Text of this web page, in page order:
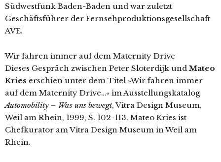
Südwestfunk Baden-Baden und war zuletzt
Geschäftsführer der Fernsehproduktionsgesellschaft
AVE.
Wir fahren immer auf dem Maternity Drive
Dieses Gespräch zwischen Peter Sloterdijk und Mateo
Kries erschien unter dem Titel »Wir fahren immer
auf dem Maternity Drive…« im Ausstellungskatalog
Automobility – Was uns bewegt, Vitra Design Museum,
Weil am Rhein, 1999, S. 102-113. Mateo Kries ist
Chefkurator am Vitra Design Museum in Weil am
Rhein.